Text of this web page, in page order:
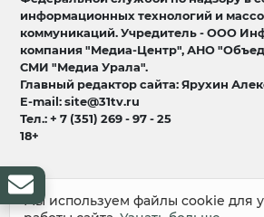
информационных технологий и
коммуникаций. Учредитель - ООО
компания "Медиа-Центр", АНО
СМИ "Медиа Урала".
Главный редактор сайта: Ярухин
E-mail: site@31tv.ru
Тел.: + 7 (351) 269 - 97 - 25
18+
© 2008-2026 Все права защищены
разработка и продвижение:Lukevium
Мы используем файлы cookie для